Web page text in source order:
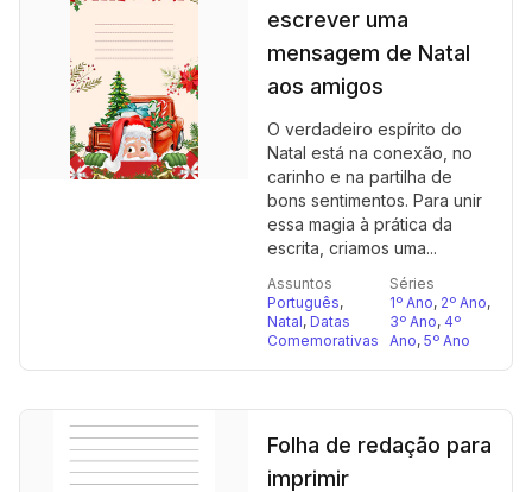
escrever uma
mensagem de Natal
aos amigos
O verdadeiro espírito do
Natal está na conexão, no
carinho e na partilha de
bons sentimentos. Para unir
essa magia à prática da
escrita, criamos uma...
Assuntos
Português,
Natal, Datas
Comemorativas
Séries
1º Ano, 2º Ano,
3º Ano, 4º
Ano, 5º Ano
Folha de redação para
imprimir